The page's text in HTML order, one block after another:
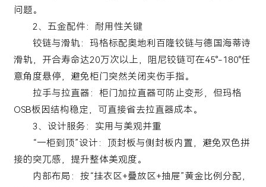
问题。
2、五金配件：耐用性关键
铰链与滑轨：玛格标配奥地利百隆铰链与德国海蒂诗
滑轨，开合寿命达20万次以上，阻尼铰链可在45°-180°任
意角度悬停，避免柜门突然关闭夹伤手指。
拉手与拉直器：柜门加拉直器可防止变形，但玛格
OSB板因结构稳定，可直接省去拉直器成本。
3、设计服务：实用与美观并重
“一柜到顶”设计：顶封板与侧封板内置，避免双色拼
接的突兀感，提升整体美观度。
内部布局：按“挂衣区+叠放区+抽屉”黄金比例分配，